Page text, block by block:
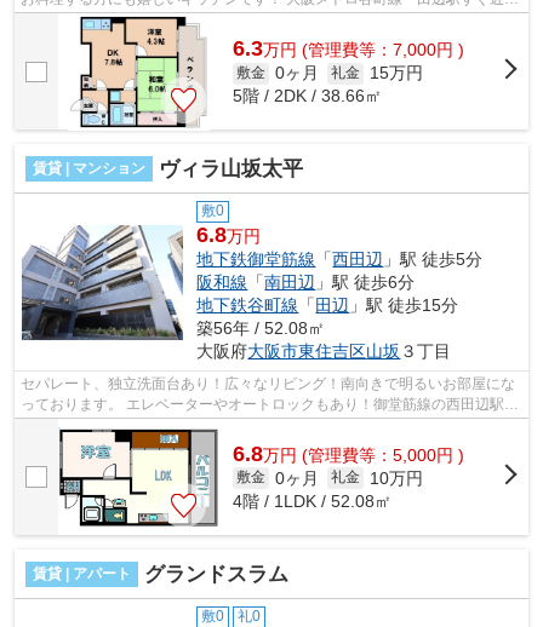
で、他にも大阪メトロ御堂筋線・昭和...
6.3万円 (管理費等：7,000円 )
敷金 0ヶ月 礼金
15万円
5階 / 2DK / 38.66㎡
賃貸 | マンション ヴィラ山坂太平
敷0
6.8万円
地下鉄御堂筋線 「西田辺 」駅 徒歩5分
阪和線 「南田辺 」駅 徒歩6分
地下鉄谷町線 「 田辺 」駅 徒歩15分
築56年 / 52.08㎡
大阪府大阪市東住吉区山坂 ３丁目
セパレート、独立洗面台あり！広々なリビング！南向きで明るいお部屋にな
っております。 エレベーターやオートロックもあり！御堂筋線の西田辺駅が
近く、スーパーも近くにあります。 ...
6.8万円 (管理費等：5,000円 )
敷金 0ヶ月 礼金
10万円
4階 / 1LDK / 52.08㎡
賃貸 | アパート グランドスラム
敷0 礼0